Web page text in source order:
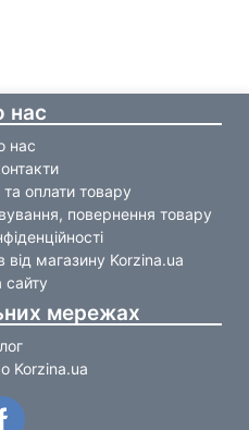
нас
нас
оплати товару
повернення товару
від магазину Korzina.ua
мережах
Korzina.ua